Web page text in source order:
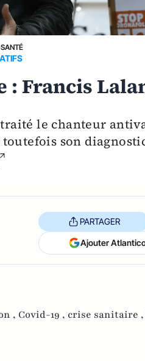
SANTÉ
: Francis
le chanteur
son
PARTAGER
Ajouter
, Covid-19 , crise sanitaire ,